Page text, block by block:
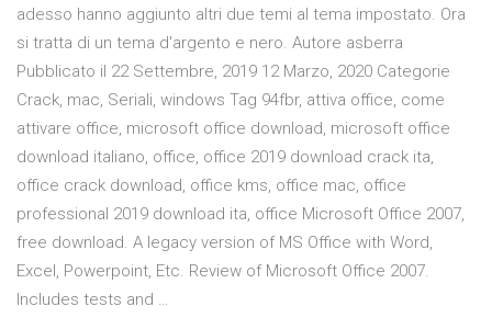
adesso hanno aggiunto altri due temi al tema impostato. Ora
si tratta di un tema d'argento e nero. Autore asberra
Pubblicato il 22 Settembre, 2019 12 Marzo, 2020 Categorie
Crack, mac, Seriali, windows Tag 94fbr, attiva office, come
attivare office, microsoft office download, microsoft office
download italiano, office, office 2019 download crack ita,
office crack download, office kms, office mac, office
professional 2019 download ita, office Microsoft Office 2007,
free download. A legacy version of MS Office with Word,
Excel, Powerpoint, Etc. Review of Microsoft Office 2007.
Includes tests and …